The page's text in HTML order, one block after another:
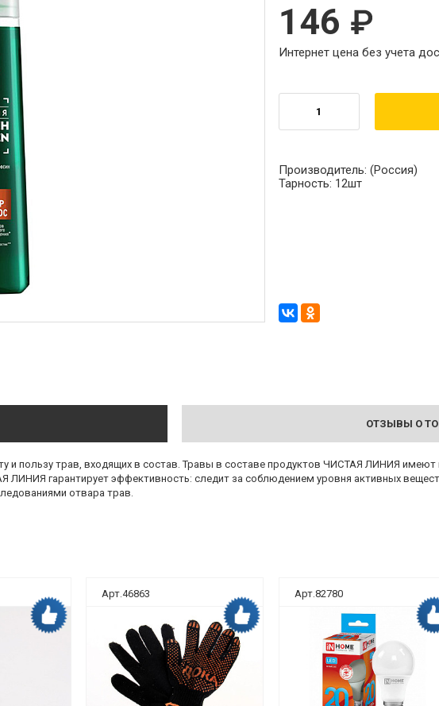
146
Интернет цена без учета
Производитель: (Россия)
Тарность: 12шт
ОТЗЫВЫ О
пользу трав, входящих в состав. Травы в составе продуктов ЧИСТАЯ ЛИНИЯ имеют
ЛИНИЯ гарантирует эффективность: следит за соблюдением уровня активных
отвара трав.
Арт.46863 Арт.82780
Дока рекомендует Дока рекомендует Дока